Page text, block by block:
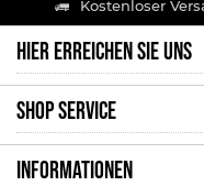
Kostenloser
HIER ERREICHEN SIE UNS
SHOP SERVICE
INFORMATIONEN